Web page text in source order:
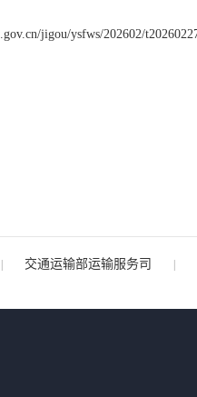
jigou/ysfws/202602/
交通运输部运输服务司